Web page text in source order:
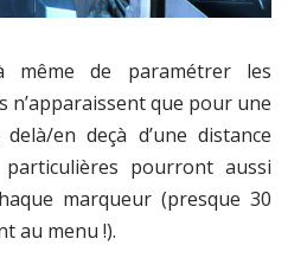
même de paramétrer les
n’apparaissent que pour une
en deçà d’une distance
pourront aussi
marqueur (presque 30
au menu !).